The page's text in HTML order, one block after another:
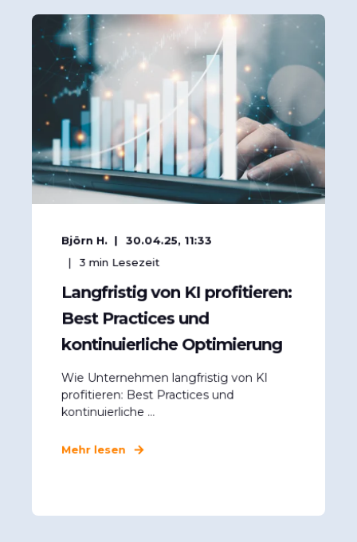
Björn H. 30.04.25, 11:33
3 min Lesezeit
Langfristig von KI profitieren:
Best Practices und
kontinuierliche Optimierung
Wie Unternehmen langfristig von KI
profitieren: Best Practices und
kontinuierliche ...
Mehr lesen